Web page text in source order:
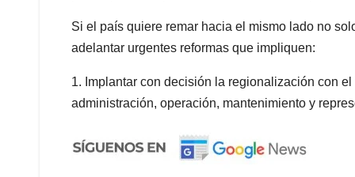
Si el país quiere remar hacia el mismo lado no
adelantar urgentes reformas que impliquen:
1. Implantar con decisión la regionalización con
administración, operación, mantenimiento y